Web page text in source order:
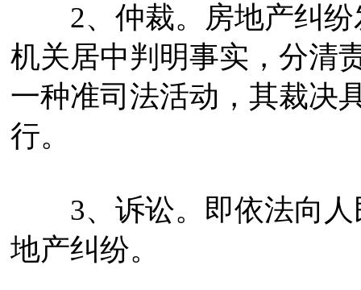
2、仲裁。房地产纠纷
机关居中判明事实，分清
一种准司法活动，其裁决
行。
3、诉讼。即依法向人
地产纠纷。